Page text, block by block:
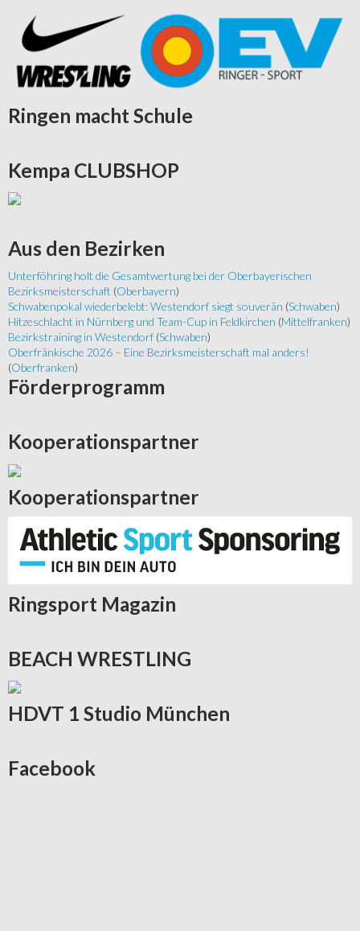
Ringen macht Schule
Kempa CLUBSHOP
Aus den Bezirken
Unterföhring holt die Gesamtwertung bei der Oberbayerischen
Bezirksmeisterschaft (Oberbayern)
Schwabenpokal wiederbelebt: Westendorf siegt souverän (Schwaben)
Hitzeschlacht in Nürnberg und Team-Cup in Feldkirchen (Mittelfranken)
Bezirkstraining in Westendorf (Schwaben)
Oberfränkische 2026 – Eine Bezirksmeisterschaft mal anders!
(Oberfranken)
Förderprogramm
Kooperationspartner
Kooperationspartner
Ringsport Magazin
BEACH WRESTLING
HDVT 1 Studio München
Facebook